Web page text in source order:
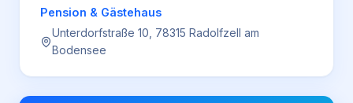
Für Firmen
Pension & Gästehaus
Unterdorfstraße 10, 78315 Radolfzell am
Bodensee